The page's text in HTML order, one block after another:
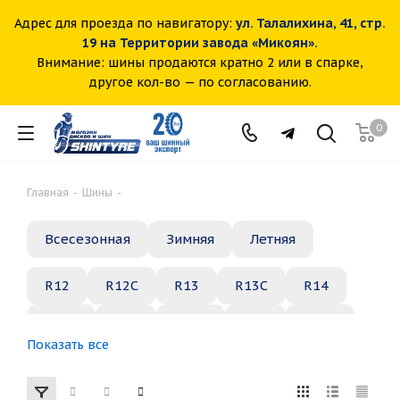
Адрес для проезда по навигатору: ул. Талалихина, 41, стр.
19 на Территории завода «Микоян».
Внимание: шины продаются кратно 2 или в спарке,
другое кол-во — по согласованию.
0
Главная - Шины -
Всесезонная Зимняя Летняя
R12 R12C R13 R13C R14
Показать все